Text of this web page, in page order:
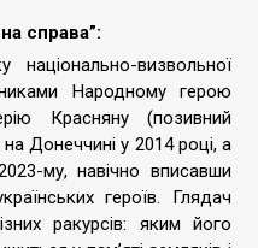
справа”:
національно-визвольної
Народному герою
Красняну (позивний
Донеччині у 2014 році, а
му, навічно вписавши
героїв. Глядач
ракурсів: яким його